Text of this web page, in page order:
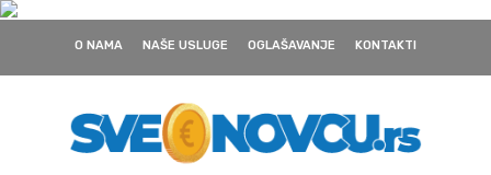
O NAMA NAŠE USLUGE OGLAŠAVANJE KONTAKTI